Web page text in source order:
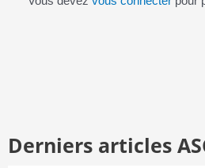
Derniers articles